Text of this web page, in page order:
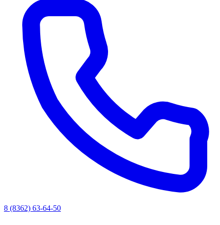
8 (8362) 63-64-50